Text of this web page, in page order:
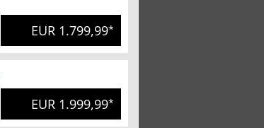
EUR 1.799,99*
EUR 1.999,99*